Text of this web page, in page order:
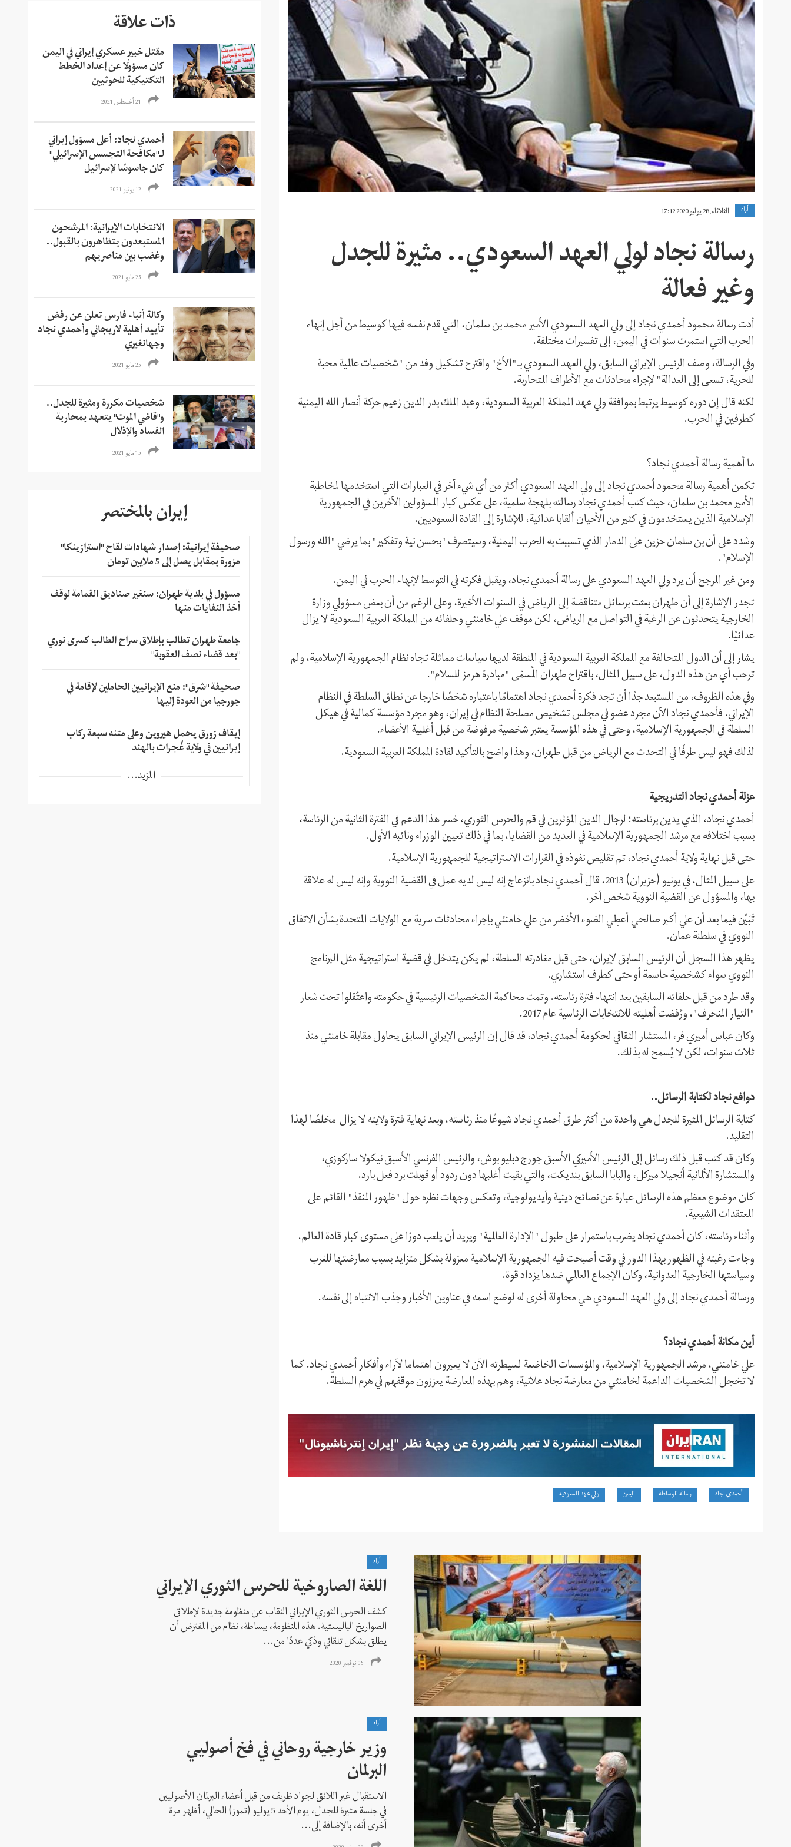
آراء الثلاثاء, 28 يوليو 2020 17:12
رسالة نجاد لولي العهد السعودي.. مثيرة للجدل
وغير فعالة
أدت رسالة محمود أحمدي نجاد إلى ولي العهد السعودي الأمير محمد بن سلمان، التي قدم نفسه فيها كوسيط من أجل إنهاء
الحرب التي استمرت سنوات في اليمن، إلى تفسيرات مختلفة.
وفي الرسالة، وصف الرئيس الإيراني السابق، ولي العهد السعودي بـ"الأخ" واقترح تشكيل وفد من "شخصيات عالمية محبة
للحرية، تسعى إلى العدالة" لإجراء محادثات مع الأطراف المتحاربة.
لكنه قال إن دوره كوسيط يرتبط بموافقة ولي عهد المملكة العربية السعودية، وعبد الملك بدر الدين زعيم حركة أنصار الله اليمنية
كطرفين في الحرب.
ما أهمية رسالة أحمدي نجاد؟
تكمن أهمية رسالة محمود أحمدي نجاد إلى ولي العهد السعودي أكثر من أي شيء آخر في العبارات التي استخدمها لمخاطبة
الأمير محمد بن سلمان، حيث كتب أحمدي نجاد رسالته بلهجة سلمية، على عكس كبار المسؤولين الآخرين في الجمهورية
الإسلامية الذين يستخدمون في كثير من الأحيان ألقابا عدائية، للإشارة إلى القادة السعوديين.
وشدد على أن بن سلمان حزين على الدمار الذي تسببت به الحرب اليمنية، وسيتصرف "بحسن نية وتفكير" بما يرضي "الله ورسول
الإسلام".
ومن غير المرجح أن يرد ولي العهد السعودي على رسالة أحمدي نجاد، ويقبل فكرته في التوسط لإنهاء الحرب في اليمن.
تجدر الإشارة إلى أن طهران بعثت برسائل متناقضة إلى الرياض في السنوات الأخيرة، وعلى الرغم من أن بعض مسؤولي وزارة
الخارجية يتحدثون عن الرغبة في التواصل مع الرياض، لكن موقف علي خامنئي وحلفائه من المملكة العربية السعودية لا يزال
عدائيًا.
يشار إلى أن الدول المتحالفة مع المملكة العربية السعودية في المنطقة لديها سياسات مماثلة تجاه نظام الجمهورية الإسلامية، ولم
ترحب أي من هذه الدول، على سبيل المثال، باقتراح طهران المُسمّى "مبادرة هرمز للسلام".
وفي هذه الظروف، من المستبعد جدًا أن تجد فكرة أحمدي نجاد اهتمامًا باعتباره شخصًا خارجا عن نطاق السلطة في النظام
الإيراني. فأحمدي نجاد الآن مجرد عضو في مجلس تشخيص مصلحة النظام في إيران، وهو مجرد مؤسسة کمالية في هيكل
السلطة في الجمهورية الإسلامية، وحتى في هذه المؤسسة يعتبر شخصية مرفوضة من قبل أغلبية الأعضاء.
لذلك فهو ليس طرفًا في التحدث مع الرياض من قبل طهران، وهذا واضح بالتأكيد لقادة المملكة العربية السعودية.
عزلة أحمدي نجاد التدريجية
أحمدي نجاد، الذي يدين برئاسته؛ لرجال الدين المؤثرين في قم والحرس الثوري، خسر هذا الدعم في الفترة الثانية من الرئاسة،
بسبب اختلافه مع مرشد الجمهورية الإسلامية في العديد من القضايا، بما في ذلك تعيين الوزراء ونائبه الأول.
حتى قبل نهاية ولاية أحمدي نجاد، تم تقليص نفوذه في القرارات الاستراتيجية للجمهورية الإسلامية.
على سبيل المثال، في يونيو (حزيران) 2013، قال أحمدي نجاد بانزعاج إنه ليس لديه عمل في القضية النووية وإنه ليس له علاقة
بها، والمسؤول عن القضية النووية شخص آخر.
تَبَيَّن فيما بعد أن علي أكبر صالحي أعطِي الضوء الأخضر من علي خامنئي بإجراء محادثات سرية مع الولايات المتحدة بشأن الاتفاق
النووي في سلطنة عمان.
يظهر هذا السجل أن الرئيس السابق لإيران، حتى قبل مغادرته السلطة، لم يكن يتدخل في قضية استراتيجية مثل البرنامج
النووي سواء كشخصية حاسمة أو حتى كطرف استشاري.
وقد طرد من قبل حلفائه السابقين بعد انتهاء فترة رئاسته. وتمت محاكمة الشخصيات الرئيسية في حكومته واعتُقلوا تحت شعار
"التيار المنحرف"، ورُفضت أهليته للانتخابات الرئاسية عام 2017.
وکان عباس أميري فر، المستشار الثقافي لحكومة أحمدي نجاد، قد قال إن الرئيس الإيراني السابق يحاول مقابلة خامنئي منذ
ثلاث سنوات، لكن لا يُسمح له بذلك.
دوافع نجاد لكتابة الرسائل..
کتابة الرسائل المثيرة للجدل هي واحدة من أكثر طرق أحمدي نجاد شيوعًا منذ رئاسته، وبعد نهاية فترة ولايته لا يزال مخلصًا لهذا
التقليد.
وكان قد كتب قبل ذلك رسائل إلى الرئيس الأميركي الأسبق جورج دبليو بوش، والرئيس الفرنسي الأسبق نيكولا ساركوزي،
والمستشارة الألمانية أنجيلا ميركل، والبابا السابق بنديكت، والتي بقيت أغلبها دون ردود أو قوبلت برد فعل بارد.
كان موضوع معظم هذه الرسائل عبارة عن نصائح دينية وآيديولوجية، وتعكس وجهات نظره حول "ظهور المنقذ" القائم على
المعتقدات الشيعية.
وأثناء رئاسته، كان أحمدي نجاد يضرب باستمرار على طبول "الإدارة العالمية" ويريد أن يلعب دورًا على مستوى كبار قادة العالم.
وجاءت رغبته في الظهور بهذا الدور في وقت أصبحت فيه الجمهورية الإسلامية معزولة بشكل متزايد بسبب معارضتها للغرب
وسياستها الخارجية العدوانية، وكان الإجماع العالمي ضدها يزداد قوة.
ورسالة أحمدي نجاد إلى ولي العهد السعودي هي محاولة أخرى له لوضع اسمه في عناوين الأخبار وجذب الانتباه إلى نفسه.
أين مكانة أحمدي نجاد؟
علي خامنئي، مرشد الجمهورية الإسلامية، والمؤسسات الخاضعة لسيطرته الآن لا يعيرون اهتماما لآراء وأفكار أحمدي نجاد. كما
لا تخجل الشخصيات الداعمة لخامنئي من معارضة نجاد علانية، وهم بهذه المعارضة يعززون موقفهم في هرم السلطة.
أحمدي نجاد رسالة للوساطة اليمن ولي عهد السعودية
ذات علاقة
مقتل خبير عسكري إيراني في اليمن
كان مسؤولًا عن إعداد الخطط
التكتيكية للحوثيين
21 أغسطس 2021
أحمدي نجاد: أعلى مسؤول إيراني
لـ"مكافحة التجسس الإسرائيلي"
كان جاسوسًا لإسرائيل
12 يونيو 2021
الانتخابات الإيرانية: المرشحون
المستبعدون يتظاهرون بالقبول..
وغضب بين مناصريهم
25 مايو 2021
وكالة أنباء فارس تعلن عن رفض
تأييد أهلية لاريجاني وأحمدي نجاد
وجهانغيري
25 مايو 2021
شخصيات مكررة ومثيرة للجدل..
و"قاضي الموت" يتعهد بمحاربة
الفساد والإذلال
15 مايو 2021
إيران بالمختصر
صحيفة إيرانية: إصدار شهادات لقاح "استرازينكا"
مزورة بمقابل يصل إلى 5 ملايين تومان
مسؤول في بلدية طهران: سنغير صناديق القمامة لوقف
أخذ النفايات منها
جامعة طهران تطالب بإطلاق سراح الطالب كسرى نوري
"بعد قضاء نصف العقوبة"
صحيفة "شرق": منع الإيرانيين الحاملين لإقامة في
جورجيا من العودة إليها
إيقاف زورق يحمل هيروين وعلى متنه سبعة ركاب
إيرانيين في ولاية غُجرات بالهند
المزيد...
آراء
اللغة الصاروخية للحرس الثوري الإيراني
كشف الحرس الثوري الإيراني النقاب عن منظومة جديدة لإطلاق
الصواريخ الباليستية. هذه المنظومة، ببساطة، نظام من المفترض أن
يطلق بشكل تلقائي وذكي عددًا من...
05 نوفمبر 2020
آراء
وزير خارجية روحاني في فخ أصوليي
البرلمان
الاستقبال غير اللائق لجواد ظريف من قبل أعضاء البرلمان الأصوليين
في جلسة مثيرة للجدل، يوم الأحد 5 يوليو (تموز) الحالي، أظهر مرة
أخرى أنه، بالإضافة إلى...